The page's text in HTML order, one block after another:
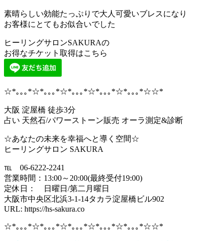
素晴らしい効能たっぷりで大人可愛いブレスになり
お客様にとてもお似合いでした
ヒーリングサロンSAKURAの
お得なチケット取得はこちら
☆*｡｡｡*☆*｡｡｡*☆*｡｡｡*☆*｡｡｡*☆*｡｡｡*☆☆*
大阪 淀屋橋 徒歩3分
占い 天然石/パワーストーン販売 オーラ測定&診断
☆あなたの未来を幸福へと導く空間☆
ヒーリングサロン SAKURA
℡ 06-6222-2241
営業時間：13:00～20:00(最終受付19:00)
定休日： 日曜日/第二月曜日
大阪市中央区北浜3-1-14タカラ淀屋橋ビル902
URL: https://hs-sakura.co
☆*｡｡｡*☆*｡｡｡*☆*｡｡｡*☆*｡｡｡*☆*｡｡｡*☆☆*